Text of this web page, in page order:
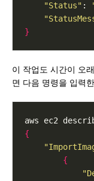
"Status" :
}
이 작업도 시간이 오
면 다음 명령을 입력
{
{